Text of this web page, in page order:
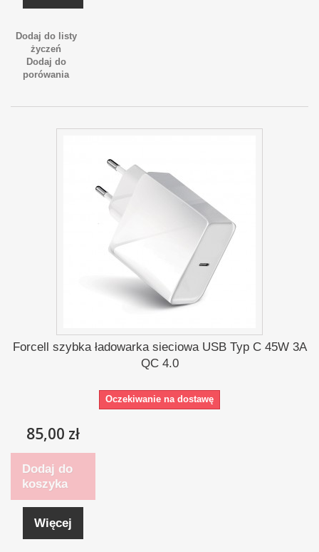
Dodaj do listy
życzeń
Dodaj do
porówania
Forcell szybka ładowarka sieciowa USB Typ C 45W 3A
QC 4.0
Oczekiwanie na dostawę
85,00 zł
Dodaj do
koszyka
Więcej